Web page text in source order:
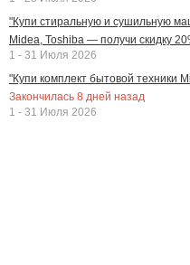
"Купи стиральную и сушильную
Midea, Toshiba — получи скидку
1 - 31 Июля 2026
"Купи комплект бытовой техники
Закончилась 8 дней назад
1 - 31 Июля 2026